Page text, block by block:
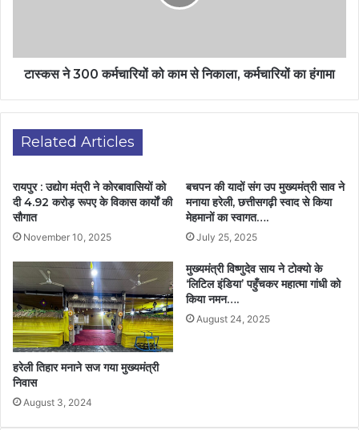
टास्कस ने 300 कर्मचारियों को काम से निकाला, कर्मचारियों का हंगामा
Related Articles
रायपुर : उद्योग मंत्री ने कोरबावासियों को
दी 4.92 करोड़ रूपए के विकास कार्याें की
सौगात
November 10, 2025
बचपन की यादों संग उप मुख्यमंत्री साव ने
मनाया हरेली, छत्तीसगढ़ी स्वाद से किया
मेहमानों का स्वागत….
July 25, 2025
हरेली तिहार मनाने सज गया मुख्यमंत्री
निवास
August 3, 2024
मुख्यमंत्री विष्णुदेव साय ने टोक्यो के
‘लिटिल इंडिया’ पहुँचकर महात्मा गांधी को
किया नमन….
August 24, 2025